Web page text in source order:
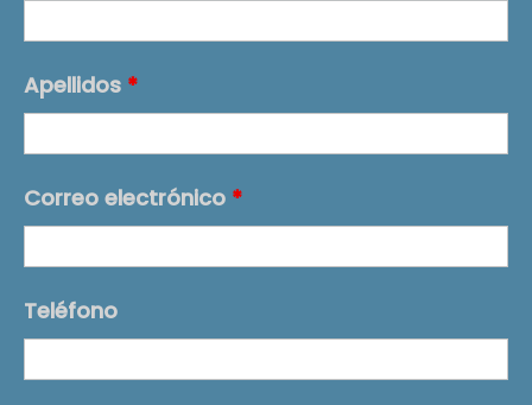
Apellidos *
Correo electrónico *
Teléfono